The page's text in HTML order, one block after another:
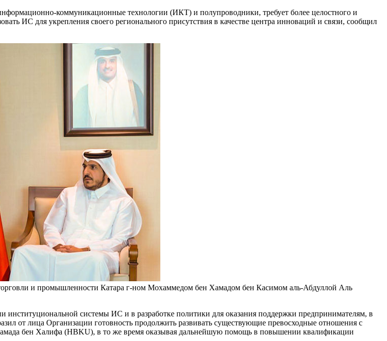
коммуникационные технологии (ИКТ) и полупроводники, требует более целостного и
ИС для укрепления своего регионального присутствия в качестве центра инноваций и связи, сообщил
и промышленности Катара г-ном Мохаммедом бен Хамадом бен Касимом аль-Абдуллой Аль
системы ИС и в разработке политики для оказания поддержки предпринимателям, в
от лица Организации готовность продолжить развивать существующие превосходные отношения с
бен Халифа (HBKU), в то же время оказывая дальнейшую помощь в повышении квалификации